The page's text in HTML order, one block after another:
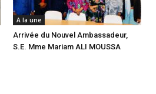
A la une
Arrivée du Nouvel Ambassadeur,
S.E. Mme Mariam ALI MOUSSA